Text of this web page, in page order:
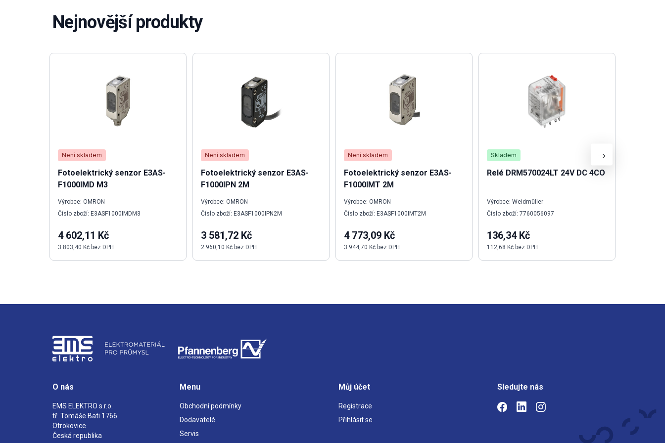
Nejnovější produkty
Není skladem
Fotoelektrický senzor E3AS-
F1000IMD M3
Výrobce: OMRON
Číslo zboží: E3ASF1000IMDM3
4 602,11 Kč
3 803,40 Kč bez DPH
Není skladem
Fotoelektrický senzor E3AS-
F1000IPN 2M
Výrobce: OMRON
Číslo zboží: E3ASF1000IPN2M
3 581,72 Kč
2 960,10 Kč bez DPH
Není skladem
Fotoelektrický senzor E3AS-
F1000IMT 2M
Výrobce: OMRON
Číslo zboží: E3ASF1000IMT2M
4 773,09 Kč
3 944,70 Kč bez DPH
Skladem
Relé DRM570024LT 24V DC 4CO
Výrobce: Weidmüller
Číslo zboží: 7760056097
136,34 Kč
112,68 Kč bez DPH
O nás
EMS ELEKTRO s.r.o.
tř. Tomáše Bati 1766
Otrokovice
Česká republika
Menu
Obchodní podmínky
Dodavatelé
Servis
Můj účet
Registrace
Přihlásit se
Sledujte nás